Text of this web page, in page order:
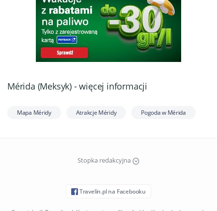
Mérida (Meksyk) - więcej informacji
Mapa Méridy Atrakcje Méridy Pogoda w Mérida
Stopka redakcyjna
Travelin.pl na Facebooku